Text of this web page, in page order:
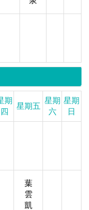
期
四
星期五
星期
六
星期
日
葉
雲
凱